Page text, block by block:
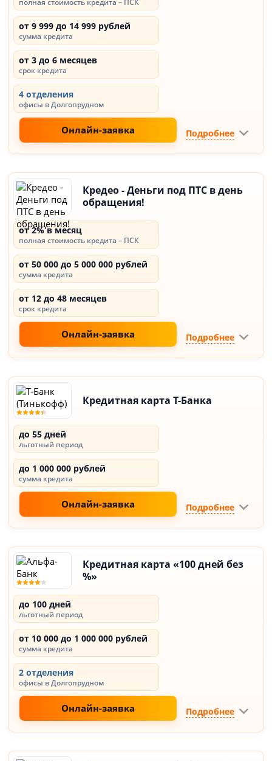
полная стоимость кредита – ПСК
от 9 999 до 14 999 рублей
сумма кредита
от 3 до 6 месяцев
срок кредита
4 отделения
офисы в Долгопрудном
Онлайн-заявка Подробнее
Кредео - Деньги под ПТС в день
обращения!
от 2% в месяц
полная стоимость кредита – ПСК
от 50 000 до 5 000 000 рублей
сумма кредита
от 12 до 48 месяцев
срок кредита
Онлайн-заявка Подробнее
Кредитная карта Т-Банка
до 55 дней
льготный период
до 1 000 000 рублей
сумма кредита
Онлайн-заявка Подробнее
Кредитная карта «100 дней без
%»
до 100 дней
льготный период
от 10 000 до 1 000 000 рублей
сумма кредита
2 отделения
офисы в Долгопрудном
Онлайн-заявка Подробнее